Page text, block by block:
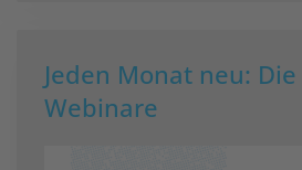
Jeden Monat neu: Die
Webinare